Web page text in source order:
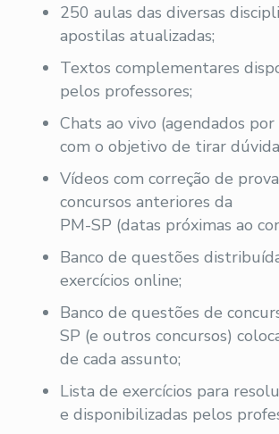
250 aulas das diversas
apostilas atualizadas;
Textos complementares
pelos professores;
Chats ao vivo (agendados
com o objetivo de tirar
Vídeos com correção de
concursos anteriores da
PM-SP (datas próximas ao
Banco de questões
exercícios online;
Banco de questões de
SP (e outros concursos)
de cada assunto;
Lista de exercícios para
e disponibilizadas pelos